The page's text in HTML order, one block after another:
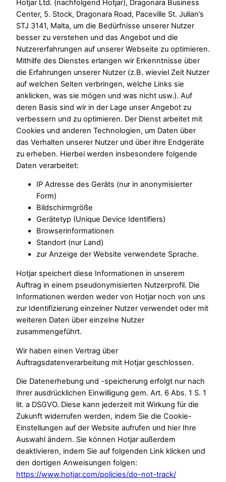
Hotjar Ltd. (nachfolgend Hotjar), Dragonara Business
Center, 5. Stock, Dragonara Road, Paceville St. Julian’s
STJ 3141, Malta, um die Bedürfnisse unserer Nutzer
besser zu verstehen und das Angebot und die
Nutzererfahrungen auf unserer Webseite zu optimieren.
Mithilfe des Dienstes erlangen wir Erkenntnisse über
die Erfahrungen unserer Nutzer (z.B. wieviel Zeit Nutzer
auf welchen Seiten verbringen, welche Links sie
anklicken, was sie mögen und was nicht usw.). Auf
deren Basis sind wir in der Lage unser Angebot zu
verbessern und zu optimieren. Der Dienst arbeitet mit
Cookies und anderen Technologien, um Daten über
das Verhalten unserer Nutzer und über ihre Endgeräte
zu erheben. Hierbei werden insbesondere folgende
Daten verarbeitet:
IP Adresse des Geräts (nur in anonymisierter
Form)
Bildschirmgröße
Gerätetyp (Unique Device Identifiers)
Browserinformationen
Standort (nur Land)
zur Anzeige der Website verwendete Sprache.
Hotjar speichert diese Informationen in unserem
Auftrag in einem pseudonymisierten Nutzerprofil. Die
Informationen werden weder von Hotjar noch von uns
zur Identifizierung einzelner Nutzer verwendet oder mit
weiteren Daten über einzelne Nutzer
zusammengeführt.
Wir haben einen Vertrag über
Auftragsdatenverarbeitung mit Hotjar geschlossen.
Die Datenerhebung und -speicherung erfolgt nur nach
Ihrer ausdrücklichen Einwilligung gem. Art. 6 Abs. 1 S. 1
lit. a DSGVO. Diese kann jederzeit mit Wirkung für die
Zukunft widerrufen werden, indem Sie die Cookie-
Einstellungen auf der Website aufrufen und hier Ihre
Auswahl ändern. Sie können Hotjar außerdem
deaktivieren, indem Sie auf folgenden Link klicken und
den dortigen Anweisungen folgen:
https://www.hotjar.com/policies/do-not-track/